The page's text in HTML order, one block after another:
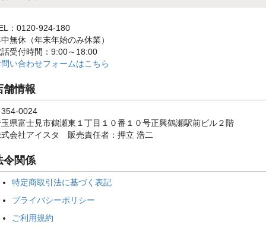
：0120-924-180
無休（年末年始のみ休業）
受付時間：9:00～18:00
い合わせフォームはこちら
舗情報
0024
県富士見市鶴瀬東１丁目１０番１０号正興鶴瀬駅前ビル２階
会社アイスタ 販売責任者：押立 浩二
令関係
特定商取引法に基づく表記
プライバシーポリシー
ご利用規約